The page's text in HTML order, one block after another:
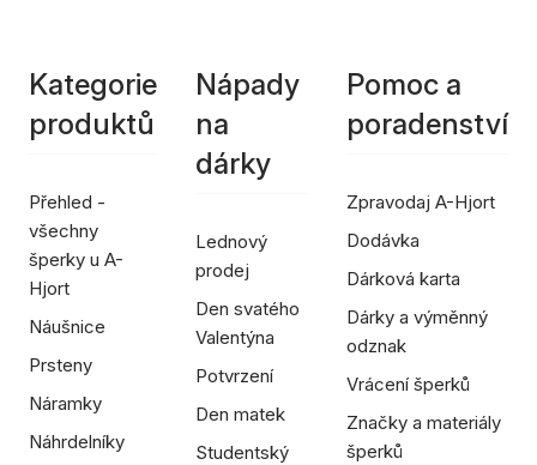
Kategorie
produktů
Přehled -
všechny
šperky u A-
Hjort
Náušnice
Prsteny
Náramky
Náhrdelníky
Nápady
na
dárky
Lednový
prodej
Den svatého
Valentýna
Potvrzení
Den matek
Studentský
Pomoc a
poradenství
Zpravodaj A-Hjort
Dodávka
Dárková karta
Dárky a výměnný
odznak
Vrácení šperků
Značky a materiály
šperků